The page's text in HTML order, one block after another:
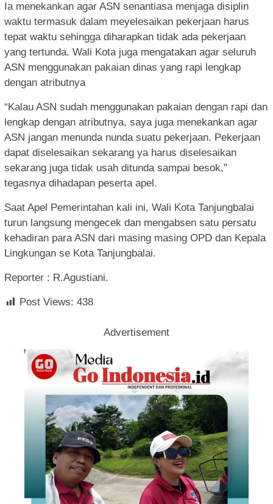
Ia menekankan agar ASN senantiasa menjaga disiplin
waktu termasuk dalam meyelesaikan pekerjaan harus
tepat waktu sehingga diharapkan tidak ada pekerjaan
yang tertunda. Wali Kota juga mengatakan agar seluruh
ASN menggunakan pakaian dinas yang rapi lengkap
dengan atributnya
“Kalau ASN sudah menggunakan pakaian dengan rapi dan
lengkap dengan atributnya, saya juga menekankan agar
ASN jangan menunda nunda suatu pekerjaan. Pekerjaan
dapat diselesaikan sekarang ya harus diselesaikan
sekarang juga tidak usah ditunda sampai besok,”
tegasnya dihadapan peserta apel.
Saat Apel Pemerintahan kali ini, Wali Kota Tanjungbalai
turun langsung mengecek dan mengabsen satu persatu
kehadiran para ASN dari masing masing OPD dan Kepala
Lingkungan se Kota Tanjungbalai.
Reporter : R.Agustiani.
Post Views: 438
Advertisement